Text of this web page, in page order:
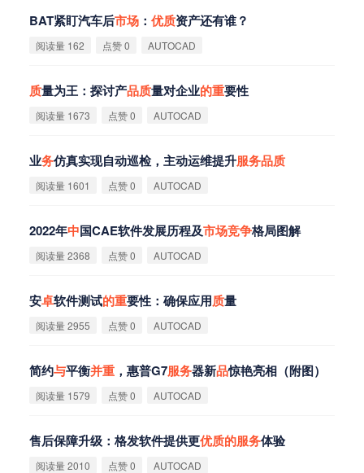
BAT紧盯汽车后市场 ： 优质资产还有谁？
阅读量 162 点赞 0 AUTOCAD
质量为王：探讨产品质量对企业的重要性
阅读量 1673 点赞 0 AUTOCAD
业务仿真实现自动巡检，主动运维提升服务品质
阅读量 1601 点赞 0 AUTOCAD
2022年中国CAE软件发展历程及市场竞争格局图解
阅读量 2368 点赞 0 AUTOCAD
安卓软件测试的重要性：确保应用质量
阅读量 2955 点赞 0 AUTOCAD
简约与平衡并重 ，惠普G7服务器新品惊艳亮相（附图）
阅读量 1579 点赞 0 AUTOCAD
售后保障升级：格发软件提供更优质的服务体验
阅读量 2010 点赞 0 AUTOCAD